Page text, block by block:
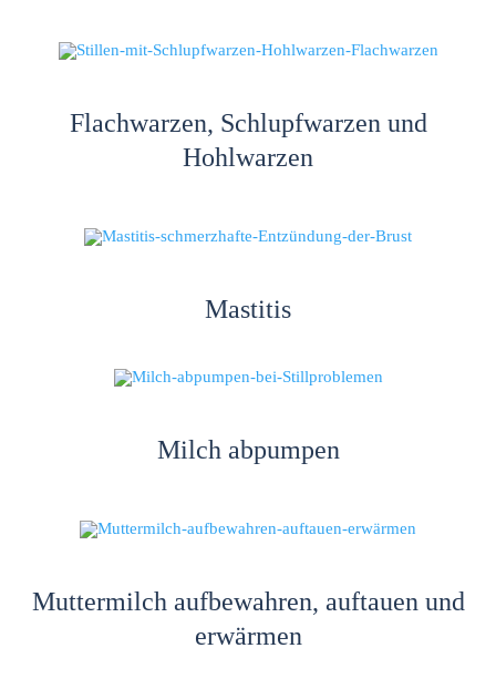
Flachwarzen, Schlupfwarzen und
Hohlwarzen
Mastitis
Milch abpumpen
Muttermilch aufbewahren, auftauen und
erwärmen